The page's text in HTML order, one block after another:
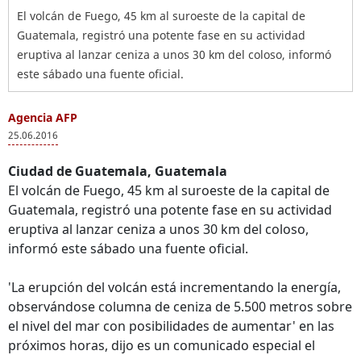
El volcán de Fuego, 45 km al suroeste de la capital de
Guatemala, registró una potente fase en su actividad
eruptiva al lanzar ceniza a unos 30 km del coloso, informó
este sábado una fuente oficial.
Agencia AFP
25.06.2016
Ciudad de Guatemala, Guatemala
El volcán de Fuego, 45 km al suroeste de la capital de
Guatemala, registró una potente fase en su actividad
eruptiva al lanzar ceniza a unos 30 km del coloso,
informó este sábado una fuente oficial.
'La erupción del volcán está incrementando la energía,
observándose columna de ceniza de 5.500 metros sobre
el nivel del mar con posibilidades de aumentar' en las
próximos horas, dijo es un comunicado especial el